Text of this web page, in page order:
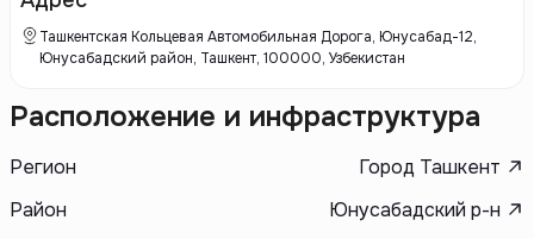
удобным и привлекательным для различных категорий покупателей.
Компания стремится предлагать высококачественные проекты,
которые соответствуют современным стандартам и требованиям
Ташкентская Кольцевая Автомобильная Дорога, Юнусaбад-12,
Юнусабадский район, Ташкент, 100000, Узбекистан
Расположение и инфраструктура
Регион
Город Ташкент
Район
Юнусабадский р-н